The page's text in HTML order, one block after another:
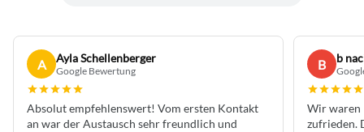
A Ayla Schellenberger
Google Bewertung
Absolut empfehlenswert! Vom ersten Kontakt
an war der Austausch sehr freundlich und
B b
Wir waren
zufrieden.